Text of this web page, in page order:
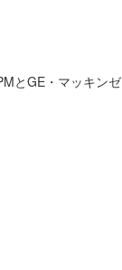
とGE・マッキン